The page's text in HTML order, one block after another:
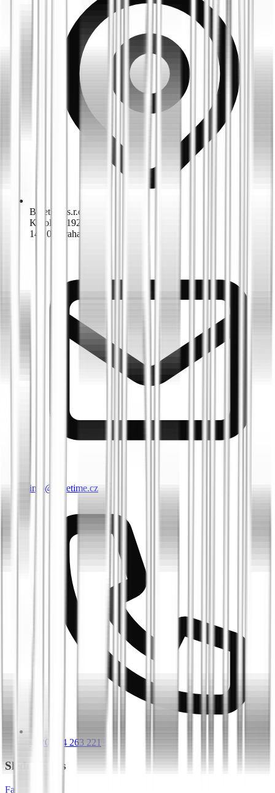
Biketime s.r.o.
K dolům 1924/42
143 00 Praha 4
info@biketime.cz
+420 604 263 221
Sledujte nás
Facebook